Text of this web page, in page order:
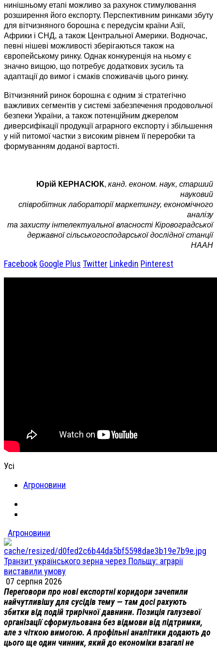
нинішньому етапі можливо за рахунок стимулювання
розширення його експорту. Перспективним ринками збуту
для вітчизняного борошна є передусім країни Азії,
Африки і СНД, а також Центральної Америки. Водночас,
певні нішеві можливості зберігаються також на
європейському ринку. Однак конкуренція на ньому є
значно вищою, що потребує додаткових зусиль та
адаптації до вимог і смаків споживачів цього ринку.
Вітчизняний ринок борошна є одним зі стратегічно
важливих сегментів у системі забезпечення продовольчої
безпеки України, а також потенційним джерелом
диверсифікації продукції аграрного експорту і збільшення
у ній питомої частки з високим рівнем її переробки та
формуванням доданої вартості.
Юрій КЕРНАСЮК, канд. економ. наук, старший
науковий
співробітник лабораторії маркетингу, економічного
аналізу
та захисту інтелектуальної власності Кіровоградської
державної сільськогосподарської дослідної станції
НААН
Facebook Google Plus Twitter Linkedin Pinterest
Усі
Агроновини
Агроновини
Транзит українського зерна через Польщу: аграрії
виставили умову
07 серпня 2026
Переговори про нові експортні коридори зачепили
найчутливішу для сусідів тему — там досі рахують
збитки від подій трирічної давнини. Позиція галузевої
організації сформульована без відмови від підтримки,
але з чіткою вимогою. А профільні аналітики додають до
цього ще один чинник, який до економіки взагалі не